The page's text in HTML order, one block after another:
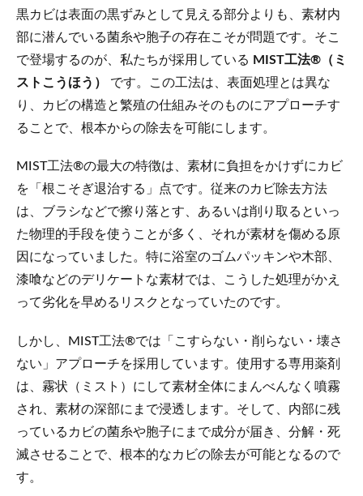
黒カビは表面の黒ずみとして見える部分よりも、素材内
部に潜んでいる菌糸や胞子の存在こそが問題です。そこ
で登場するのが、私たちが採用している MIST工法®（ミ
ストこうほう）
です。この工法は、表面処理とは異な
り、カビの構造と繁殖の仕組みそのものにアプローチす
ることで、根本からの除去を可能にします。
MIST工法®の最大の特徴は、素材に負担をかけずにカビ
を「根こそぎ退治する」点です。従来のカビ除去方法
は、ブラシなどで擦り落とす、あるいは削り取るといっ
た物理的手段を使うことが多く、それが素材を傷める原
因になっていました。特に浴室のゴムパッキンや木部、
漆喰などのデリケートな素材では、こうした処理がかえ
って劣化を早めるリスクとなっていたのです。
しかし、MIST工法®では「こすらない・削らない・壊さ
ない」アプローチを採用しています。使用する専用薬剤
は、霧状（ミスト）にして素材全体にまんべんなく噴霧
され、素材の深部にまで浸透します。そして、内部に残
っているカビの菌糸や胞子にまで成分が届き、分解・死
滅させることで、根本的なカビの除去が可能となるので
す。